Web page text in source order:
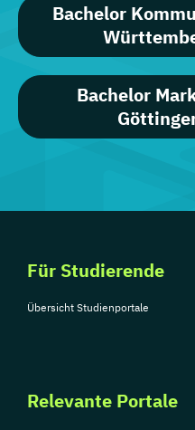
Bachelor
Bachelor
Für Studierende
Übersicht Studienportale
Relevante Portale